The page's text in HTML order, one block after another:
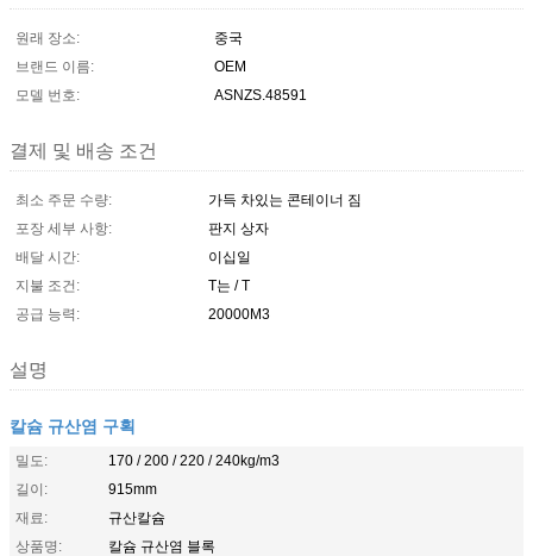
원래 장소:
중국
브랜드 이름:
OEM
모델 번호:
ASNZS.48591
결제 및 배송 조건
최소 주문 수량:
가득 차있는 콘테이너 짐
포장 세부 사항:
판지 상자
배달 시간:
이십일
지불 조건:
T는 / T
공급 능력:
20000M3
설명
칼슘 규산염 구획
밀도:
170 / 200 / 220 / 240kg/m3
길이:
915mm
재료:
규산칼슘
상품명:
칼슘 규산염 블록